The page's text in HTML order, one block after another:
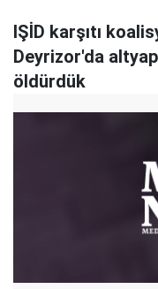
IŞİD karşıtı
Deyrizor'da
öldürdük